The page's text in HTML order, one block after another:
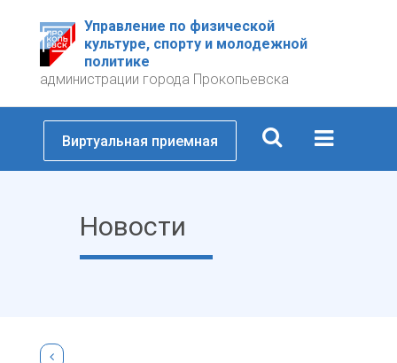
Управление по физической
культуре, спорту и молодежной
политике
администрации города Прокопьевска
Виртуальная приемная
Новости